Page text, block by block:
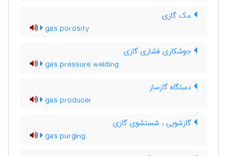
مک گازی
gas porosity
جوشکاری فشاری گازی
gas pressure welding
دستگاه گازساز
gas producer
گازشویی ، شستشوی گازی
gas purging